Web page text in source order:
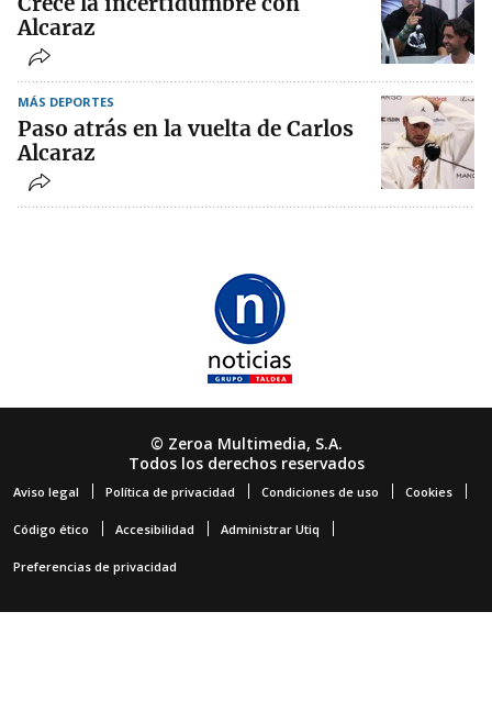
Alcaraz
MÁS DEPORTES
Paso atrás en la vuelta de Carlos
Alcaraz
© Zeroa Multimedia, S.A.
Todos los derechos reservados
Aviso legal Política de privacidad Condiciones de uso Cookies
Código ético Accesibilidad Administrar Utiq
Preferencias de privacidad